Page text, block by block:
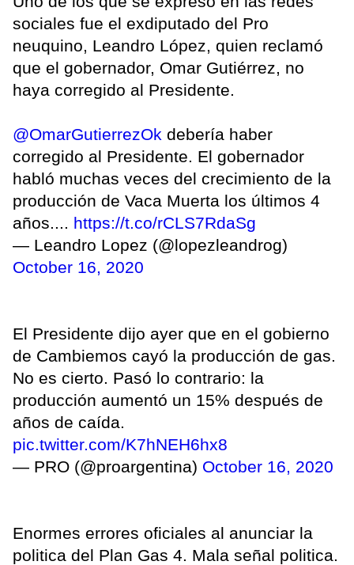
sociales fue el exdiputado del Pro
neuquino, Leandro López, quien reclamó
que el gobernador, Omar Gutiérrez, no
haya corregido al Presidente.
@OmarGutierrezOk debería haber
corregido al Presidente. El gobernador
habló muchas veces del crecimiento de la
producción de Vaca Muerta los últimos 4
años.... https://t.co/rCLS7RdaSg
— Leandro Lopez (@lopezleandrog)
October 16, 2020
El Presidente dijo ayer que en el gobierno
de Cambiemos cayó la producción de gas.
No es cierto. Pasó lo contrario: la
producción aumentó un 15% después de
años de caída.
pic.twitter.com/K7hNEH6hx8
— PRO (@proargentina) October 16, 2020
Enormes errores oficiales al anunciar la
politica del Plan Gas 4. Mala señal politica.